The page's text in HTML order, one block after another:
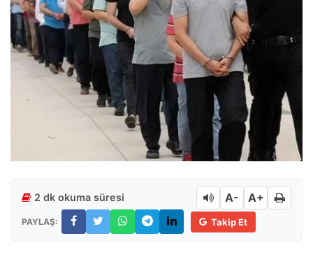
2 dk okuma süresi A- A+
PAYLAŞ: Takip Et